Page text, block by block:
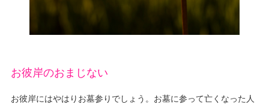
お彼岸のおまじない
お彼岸にはやはりお墓参りでしょう。お墓に参って亡くなった人